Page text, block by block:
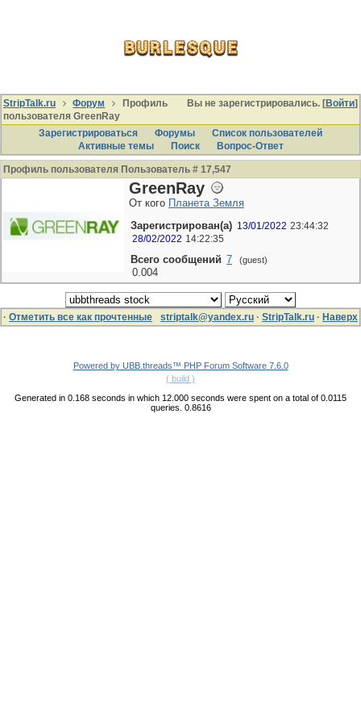
Вы не зарегистрировались. [Войти]
StripTalk.ru Форум
Профиль
пользователя GreenRay
Зарегистрироваться
Форумы
Список пользователей
Активные темы
Поиcк Вопрос-Ответ
Профиль пользователя Пользователь # 17,547
GreenRay
От кого Планета Земля
Зарегистрирован(а) 13/01/2022 23:44:32
28/02/2022 14:22:35
Всего сообщений 7 (guest)
0.004
· Отметить все как прочтенные striptalk@yandex.ru · StripTalk.ru · Наверх
Powered by UBB.threads™ PHP Forum Software 7.6.0
( build )
Generated in 0.168 seconds in which 12.000 seconds were spent on a total of 0.0115
queries. 0.8616